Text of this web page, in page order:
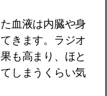
血液は内臓や身
きます。ラジオ
も高まり、ほと
しまうくらい気